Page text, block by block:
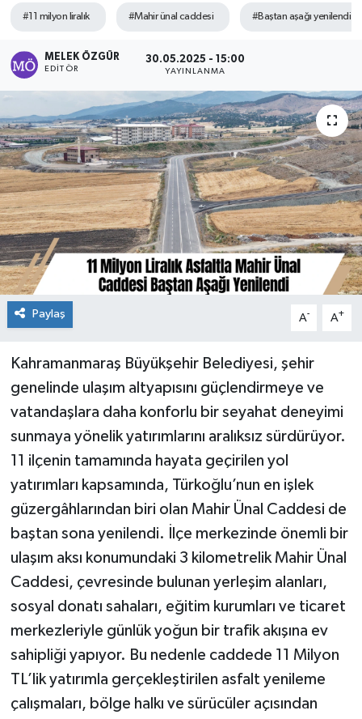
#11 milyon liralık #Mahir ünal caddesi #Baştan aşağı yenilendi
MELEK ÖZGÜR
EDITÖR
30.05.2025 - 15:00
YAYINLANMA
Paylaş A- A+
Kahramanmaraş Büyükşehir Belediyesi, şehir
genelinde ulaşım altyapısını güçlendirmeye ve
vatandaşlara daha konforlu bir seyahat deneyimi
sunmaya yönelik yatırımlarını aralıksız sürdürüyor.
11 ilçenin tamamında hayata geçirilen yol
yatırımları kapsamında, Türkoğlu’nun en işlek
güzergâhlarından biri olan Mahir Ünal Caddesi de
baştan sona yenilendi. İlçe merkezinde önemli bir
ulaşım aksı konumundaki 3 kilometrelik Mahir Ünal
Caddesi, çevresinde bulunan yerleşim alanları,
sosyal donatı sahaları, eğitim kurumları ve ticaret
merkezleriyle günlük yoğun bir trafik akışına ev
sahipliği yapıyor. Bu nedenle caddede 11 Milyon
TL’lik yatırımla gerçekleştirilen asfalt yenileme
çalışmaları, bölge halkı ve sürücüler açısından
Yaşam